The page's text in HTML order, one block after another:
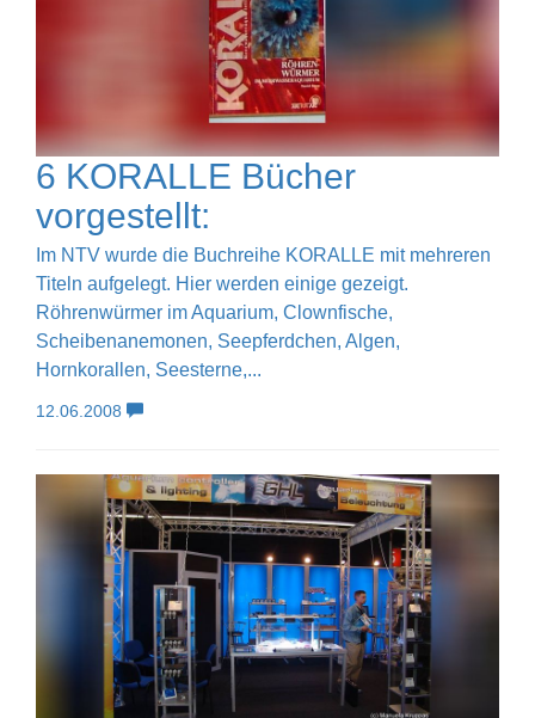
6 KORALLE Bücher
vorgestellt:
Im NTV wurde die Buchreihe KORALLE mit mehreren
Titeln aufgelegt. Hier werden einige gezeigt.
Röhrenwürmer im Aquarium, Clownfische,
Scheibenanemonen, Seepferdchen, Algen,
Hornkorallen, Seesterne,...
12.06.2008